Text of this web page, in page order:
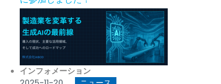
インフォメーション